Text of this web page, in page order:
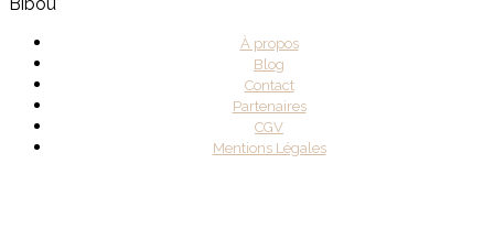
À propos
Blog
Contact
Partenaires
CGV
Mentions Légales